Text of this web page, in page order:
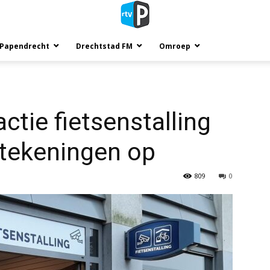
Drechtstad FM Omroep
fietsenstalling
op
0
809